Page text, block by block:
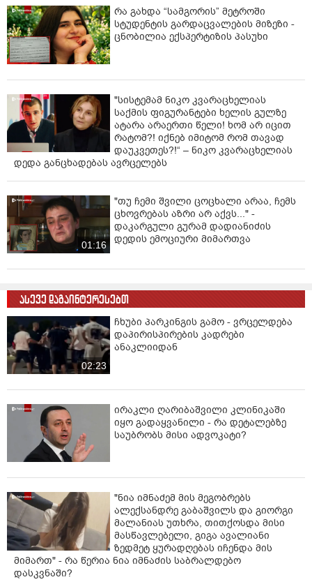
რა გახდა “სამგორის” მეტროში
სტუდენტის გარდაცვალების მიზეზი -
ცნობილია ექსპერტიზის პასუხი
"სისტემამ ნიკო კვარაცხელიას
საქმის ფიგურანტები ხელის გულზე
ატარა არაერთი წელი! ხომ არ იცით
რატომ?! იქნებ იმიტომ რომ თავად
დაუკვეთეს?!“ – ნიკო კვარაცხელიას
დედა განცხადებას ავრცელებს
01:16
"თუ ჩემი შვილი ცოცხალი არაა, ჩემს
ცხოვრებას აზრი არ აქვს..." -
დაკარგული გურამ დადიანიძის
დედის ემოციური მიმართვა
ასევე დაგაინტერესებთ
02:23
ჩხუბი პარკინგის გამო - ვრცელდება
დაპირისპირების კადრები
ანაკლიიდან
ირაკლი ღარიბაშვილი კლინიკაში
იყო გადაყვანილი - რა დეტალებზე
საუბრობს მისი ადვოკატი?
"ნია იმნაძემ მის მეგობრებს
ალექსანდრე გაბაშვილს და გიორგი
მალანიას უთხრა, თითქოსდა მისი
მასწავლებელი, გიგა ავალიანი
ზედმეტ ყურადღებას იჩენდა მის
მიმართ" - რა წერია ნია იმნაძის საბრალდებო
დასკვნაში?